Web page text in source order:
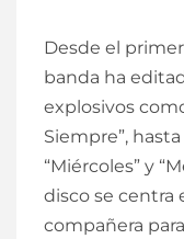
Desde el
banda ha
explosivos
Siempre”,
“Miércoles” y
disco se centra
compañera